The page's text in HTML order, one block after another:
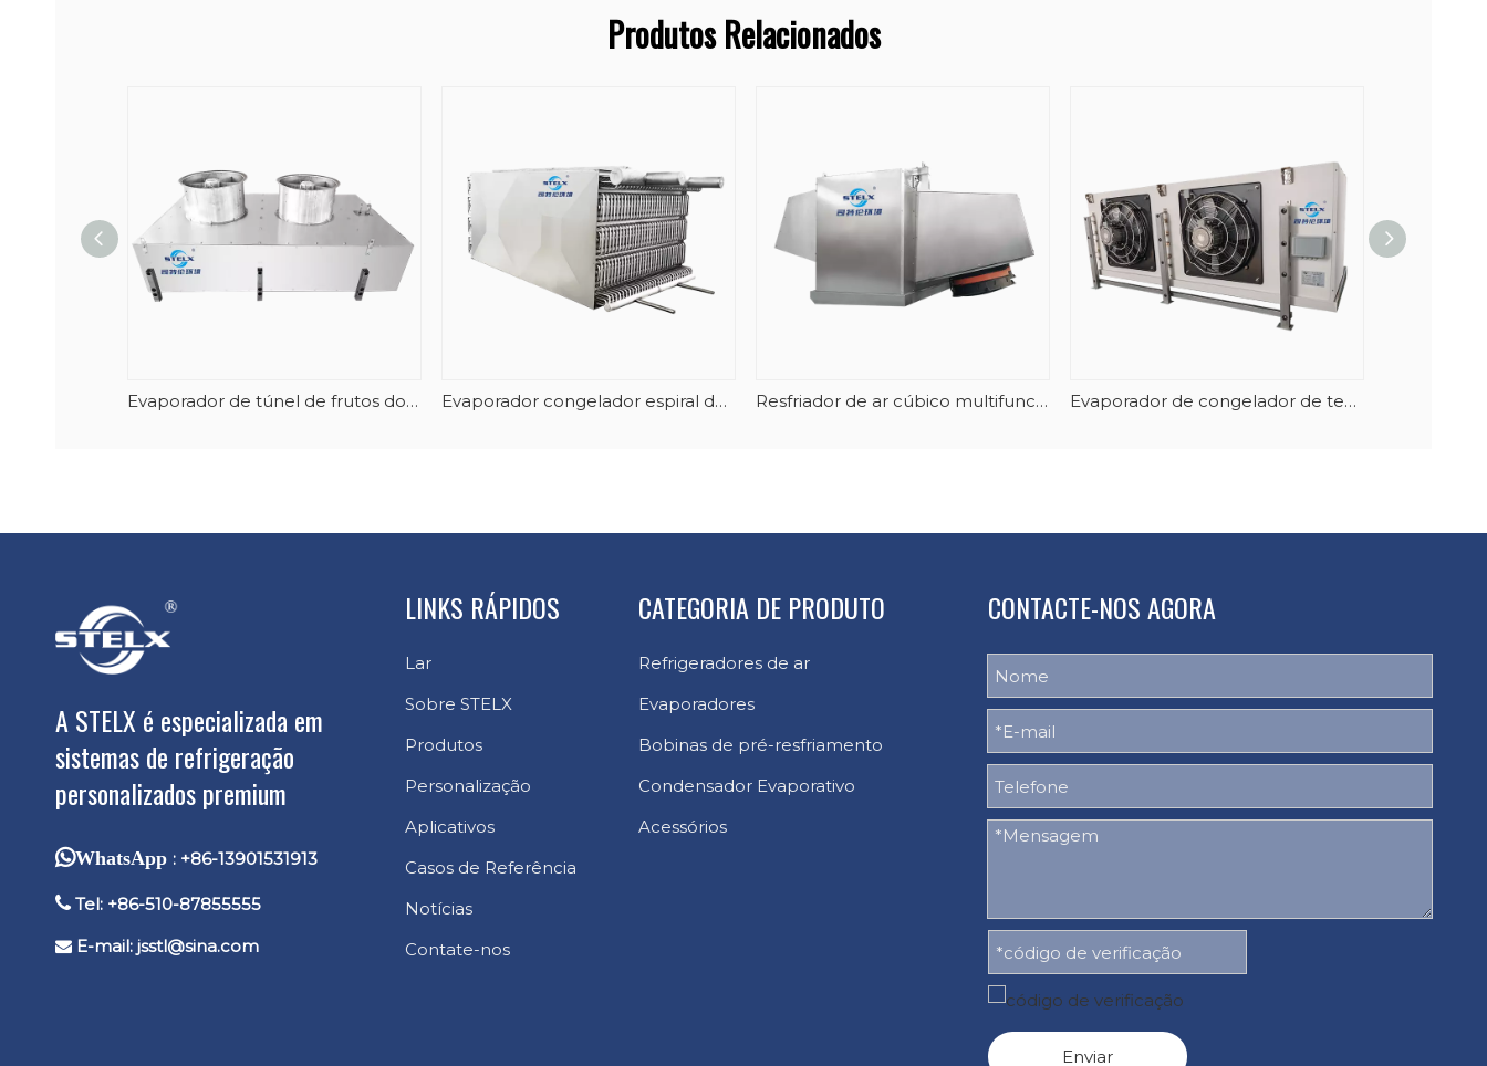
Produtos Relacionados
Evaporador de túnel de frutos do mar em espiral vertical com degelo automático Evaporador congelador espiral de empilhamento de aço inoxidável-AlMg Resfriador de ar cúbico multifuncional de fluxo de ar vertical com caixa 304 de alta qualidade Evaporador de congelador de temperatura ultrabaixa de alta eficiência para atum
A STELX é especializada em
sistemas de refrigeração
personalizados premium
WhatsApp : +86-13901531913
 Tel: +86-510-87855555
 E-mail: jsstl@sina.com
LINKS RÁPIDOS
Lar
Sobre STELX
Produtos
Personalização
Aplicativos
Casos de Referência
Notícias
Contate-nos
CATEGORIA DE PRODUTO
Refrigeradores de ar
Evaporadores
Bobinas de pré-resfriamento
Condensador Evaporativo
Acessórios
CONTACTE-NOS AGORA
Enviar